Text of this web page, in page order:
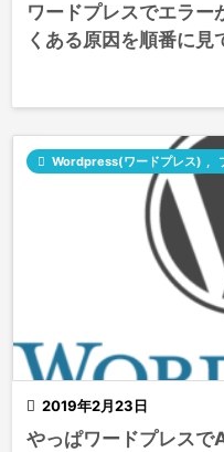
ワードプレスでエラー
くある原因を順番に見
 2019年2月23日
 Wordpress(ワードプレス) ,
やっぱワードプレスで